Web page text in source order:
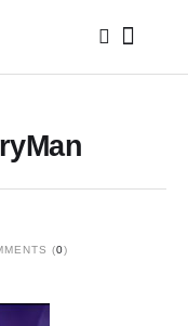
(0)